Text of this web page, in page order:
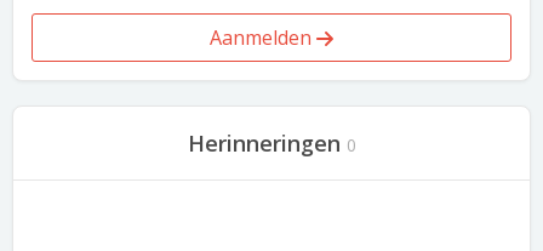
Aanmelden
Herinneringen 0